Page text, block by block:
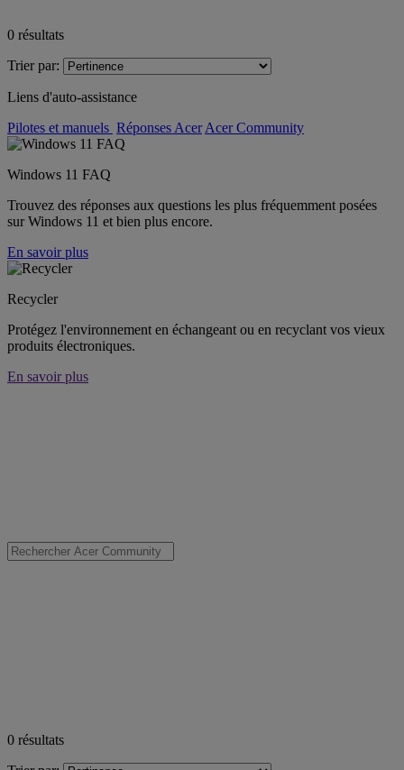
0 résultats
Trier par:
Liens d'auto-assistance
Pilotes et manuels Réponses Acer Acer Community
Windows 11 FAQ
Trouvez des réponses aux questions les plus fréquemment posées
sur Windows 11 et bien plus encore.
En savoir plus
Recycler
Protégez l'environnement en échangeant ou en recyclant vos vieux
produits électroniques.
En savoir plus
0 résultats